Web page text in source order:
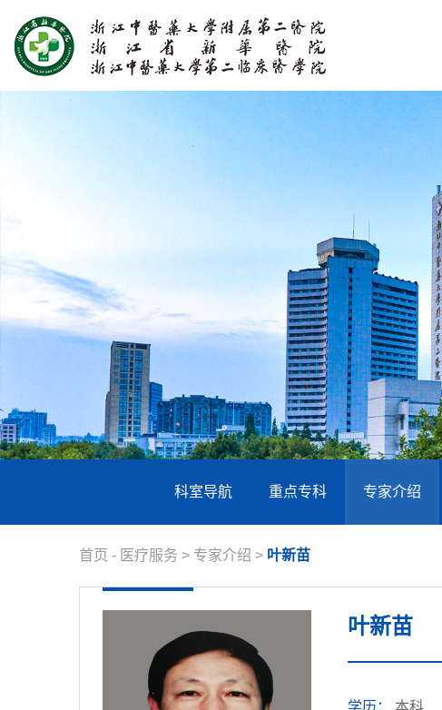
科室导航 重点专科 专家介绍
首页 - 医疗服务 > 专家介绍 > 叶新苗
叶新苗
学历： 本科